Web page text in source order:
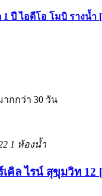
1 ปี ไอดีโอ โมบิ รางน้ำ
กกว่า 30 วัน
1 ห้องน้ำ
คิล ไรน์ สุขุมวิท 12